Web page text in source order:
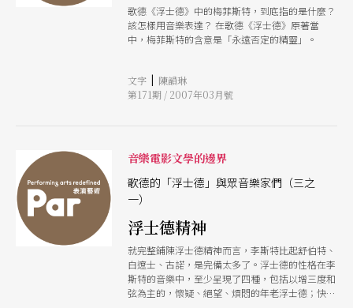
歌德《浮士德》中的梅菲斯特，到底指的是什麼？
該怎樣用音樂表達？ 在歌德《浮士德》原著當
中，梅菲斯特的含意是「永遠否定的精靈」。
文字 | 陳韻琳
第171期 / 2007年03月號
音樂電影文學的邊界
歌德的「浮士德」與眾音樂家們（三之
一）
浮士德精神
就完整鋪陳浮士德精神而言，李斯特比起舒伯特、
白遼士、古諾，是完備太多了。浮士德的性格在李
斯特的音樂中，至少呈現了四種，包括以增三度和
弦為主的，懷疑、絕望、煩悶的年老浮士德；快速